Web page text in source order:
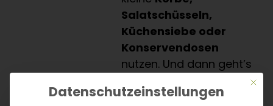
Salatschüsseln,
Küchensiebe oder
Konservendosen
nutzen. Und dann geht’s
back to the 80’s: Knüpfe
mit einer stabilen
Mit
Datenschutzeinstellungen